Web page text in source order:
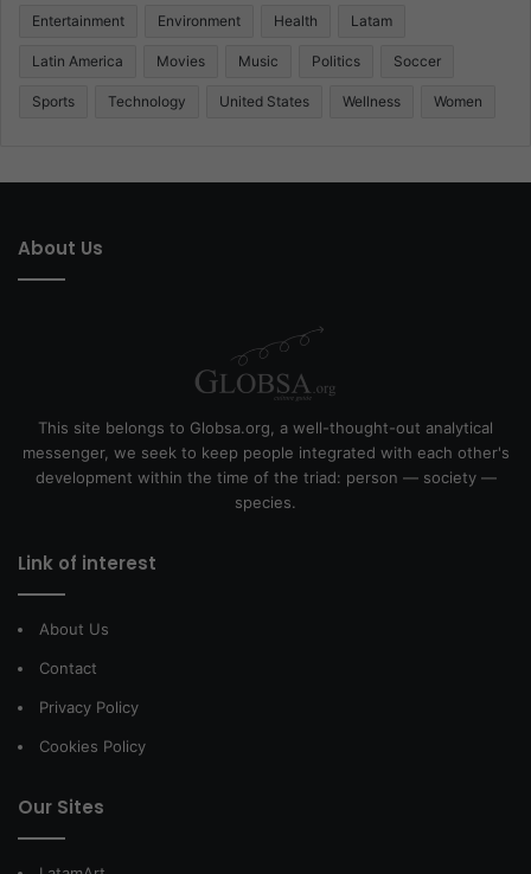
Entertainment Environment Health Latam
Latin America Movies Music Politics Soccer
Sports Technology United States Wellness Women
About Us
This site belongs to Globsa.org, a well-thought-out analytical
messenger, we seek to keep people integrated with each other's
development within the time of the triad: person — society —
species.
Link of interest
About Us
Contact
Privacy Policy
Cookies Policy
Our Sites